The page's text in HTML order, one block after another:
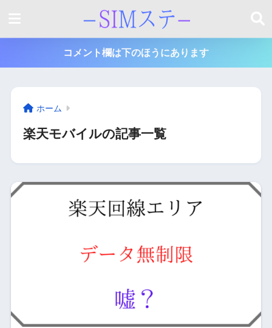
コメント欄は下のほうにあります
ホーム
楽天モバイルの記事一覧